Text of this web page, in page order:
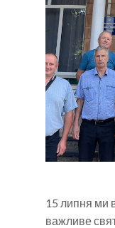
15 липня ми
важливе